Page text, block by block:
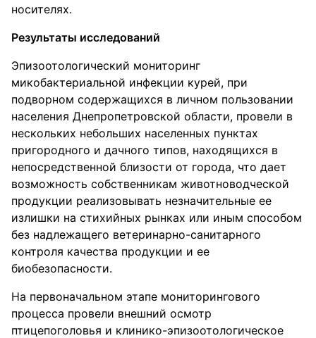
носителях.
Результаты исследований
Эпизоотологический мониторинг
микобактериальной инфекции курей, при
подворном содержащихся в личном пользовании
населения Днепропетровской области, провели в
нескольких небольших населенных пунктах
пригородного и дачного типов, находящихся в
непосредственной близости от города, что дает
возможность собственникам животноводческой
продукции реализовывать незначительные ее
излишки на стихийных рынках или иным способом
без надлежащего ветеринарно-санитарного
контроля качества продукции и ее
биобезопасности.
На первоначальном этапе мониторингового
процесса провели внешний осмотр
птицепоголовья и клинико-эпизоотологическое